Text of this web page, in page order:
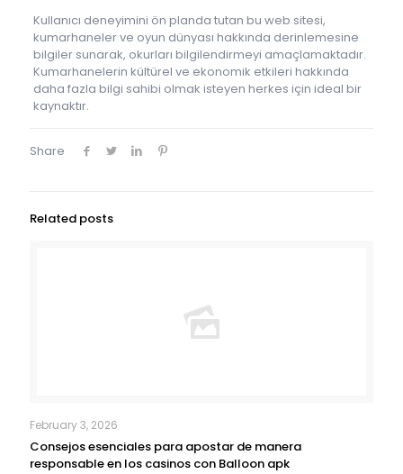
Kullanıcı deneyimini ön planda tutan bu web sitesi,
kumarhaneler ve oyun dünyası hakkında derinlemesine
bilgiler sunarak, okurları bilgilendirmeyi amaçlamaktadır.
Kumarhanelerin kültürel ve ekonomik etkileri hakkında
daha fazla bilgi sahibi olmak isteyen herkes için ideal bir
kaynaktır.
Share
Related posts
February 3, 2026
Consejos esenciales para apostar de manera
responsable en los casinos con Balloon apk